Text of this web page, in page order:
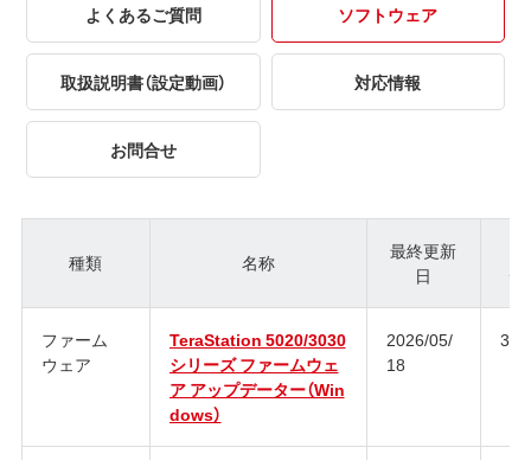
よくあるご質問 ソフトウェア
取扱説明書（設定動画） 対応情報
お問合せ
種類 名称
最終更新
日
ジ
ファーム
ウェア
TeraStation 5020/3030
シリーズ ファームウェ
ア アップデーター（Win
dows）
2026/05/
18